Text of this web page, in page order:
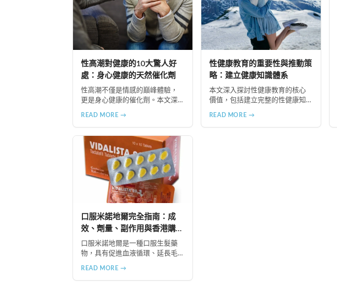
性高潮對健康的10大驚人好
處：身心健康的天然催化劑
性高潮不僅是情感的巔峰體驗，
更是身心健康的催化劑。本文深
緒、提升嗅覺敏感度、強健肌
肉、天然止痛、促進血液循環、
有助體重管理以及建立親密情感
連結。
READ MORE →
性健康教育的重要性與推動策
略：建立健康知識體系
本文深入探討性健康教育的核心
價值，包括建立完整的性健康知
READ MORE →
口服米諾地爾完全指南：成
效、劑量、副作用與香港購買
方法
口服米諾地爾是一種口服生髮藥
物，具有促進血液循環、延長毛
READ MORE →